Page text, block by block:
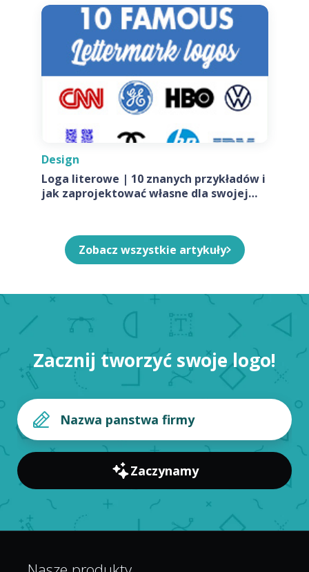
Design
Loga literowe | 10 znanych przykładów i
jak zaprojektować własne dla swojej
Zobacz wszystkie artykuły
Zacznij tworzyć swoje logo!
Zaczynamy